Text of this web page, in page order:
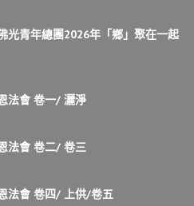
光青年總團2026年「鄉」聚在一起
法會 卷一/ 灑淨
法會 卷二/ 卷三
法會 卷四/ 上供/卷五